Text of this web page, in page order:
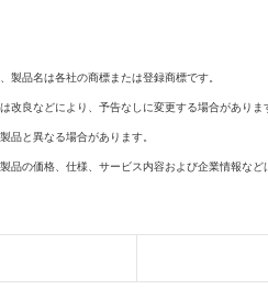
製品名は各社の商標または登録商標です。
改良などにより、予告なしに変更する場合がありま
品と異なる場合があります。
品の価格、仕様、サービス内容および企業情報など